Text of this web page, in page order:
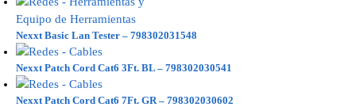
Nexxt Basic Lan Tester – 798302031548
Nexxt Patch Cord Cat6 3Ft. BL – 798302030541
Nexxt Patch Cord Cat6 7Ft. GR – 798302030602